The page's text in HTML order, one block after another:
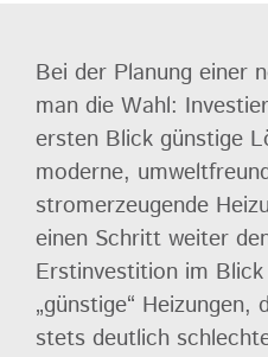
Bei der Planung einer
man die Wahl:
ersten Blick günstige
moderne,
stromerzeugende
einen Schritt weiter
Erstinvestition im
„günstige“ Heizungen,
stets deutlich